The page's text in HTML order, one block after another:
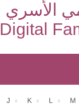
الأسري
Digital
J K L M